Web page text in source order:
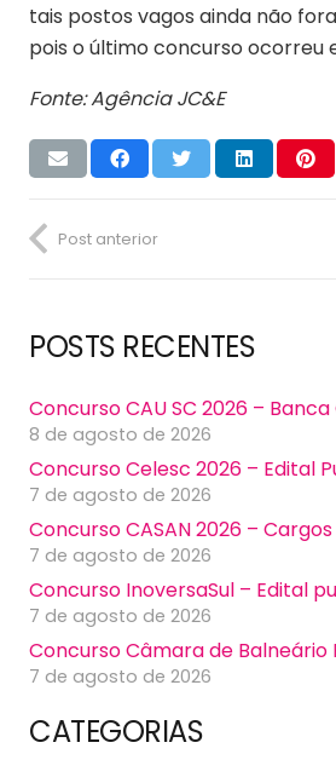
tais postos vagos ainda não
pois o último concurso ocorreu
Fonte: Agência JC&E
Post anterior
POSTS RECENTES
Concurso CAU SC 2026 –
8 de agosto de 2026
Concurso Celesc 2026 – Edital
7 de agosto de 2026
Concurso CASAN 2026 –
7 de agosto de 2026
Concurso InoversaSul – Edital
7 de agosto de 2026
Concurso Câmara de Balneário
7 de agosto de 2026
CATEGORIAS